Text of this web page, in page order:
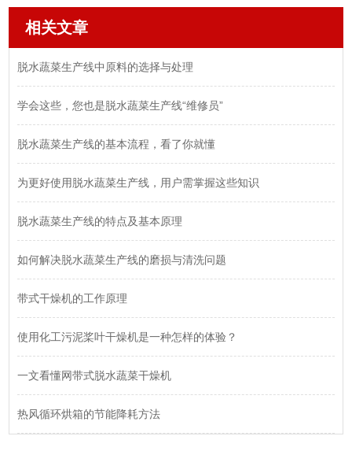
相关文章
脱水蔬菜生产线中原料的选择与处理
学会这些，您也是脱水蔬菜生产线“维修员”
脱水蔬菜生产线的基本流程，看了你就懂
为更好使用脱水蔬菜生产线，用户需掌握这些知识
脱水蔬菜生产线的特点及基本原理
如何解决脱水蔬菜生产线的磨损与清洗问题
带式干燥机的工作原理
使用化工污泥桨叶干燥机是一种怎样的体验？
一文看懂网带式脱水蔬菜干燥机
热风循环烘箱的节能降耗方法